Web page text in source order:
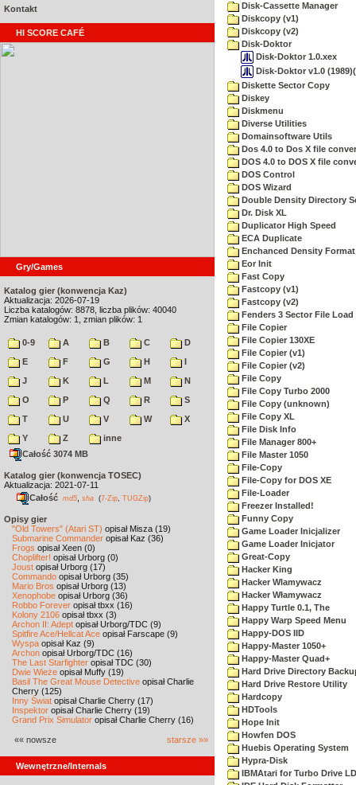
Kontakt
HI SCORE CAFÉ
Gry/Games
Katalog gier (konwencja Kaz)
Aktualizacja: 2026-07-19
Liczba katalogów: 8878, liczba plików: 40040
Zmian katalogów: 1, zmian plików: 1
0-9 A B C
D
E
F G H
I
J
K L M
N
O
P Q R
S
T
U V W
X
Y
Z
inne
Całość 3074 MB
Katalog gier (konwencja TOSEC)
Aktualizacja: 2021-07-11
Całość md5 sha (7-Zip TUGZip)
Opisy gier
"Old Towers" (Atari ST) opisał Misza (19)
Submarine Commander opisał Kaz (36)
Frogs opisał Xeen (0)
Choplifter! opisał Urborg (0)
Joust opisał Urborg (17)
Commando opisał Urborg (35)
Mario Bros opisał Urborg (13)
Xenophobe opisał Urborg (36)
Robbo Forever opisał tbxx (16)
Kolony 2106 opisał tbxx (3)
Archon II: Adept opisał Urborg/TDC (9)
Spitfire Ace/Hellcat Ace opisał Farscape (9)
Wyspa opisał Kaz (9)
Archon opisał Urborg/TDC (16)
The Last Starfighter opisał TDC (30)
Dwie Wieże opisał Muffy (19)
Basil The Great Mouse Detective opisał Charlie
Cherry (125)
Inny Świat opisał Charlie Cherry (17)
Inspektor opisał Charlie Cherry (19)
Grand Prix Simulator opisał Charlie Cherry (16)
«« nowsze starsze »»
Wewnętrzne/Internals
Disk-Cassette Manager
Diskcopy (v1)
Diskcopy (v2)
Disk-Doktor
Disk-Doktor 1.0.xex
Disk-Doktor v1.0
Diskette Sector Copy
Diskey
Diskmenu
Diverse Utilities
Domainsoftware Utils
Dos 4.0 to Dos X file
DOS 4.0 to DOS X file
DOS Control
DOS Wizard
Double Density Directory
Dr. Disk XL
Duplicator High Speed
ECA Duplicate
Enchanced Density Format
Eor Init
Fast Copy
Fastcopy (v1)
Fastcopy (v2)
Fenders 3 Sector File Load
File Copier
File Copier 130XE
File Copier (v1)
File Copier (v2)
File Copy
File Copy Turbo 2000
File Copy (unknown)
File Copy XL
File Disk Info
File Manager 800+
File Master 1050
File-Copy
File-Copy for DOS XE
File-Loader
Freezer Installed!
Funny Copy
Game Loader Inicjalizer
Game Loader Inicjator
Great-Copy
Hacker King
Hacker Wlamywacz
Hacker Włamywacz
Happy Turtle 0.1, The
Happy Warp Speed Menu
Happy-DOS IID
Happy-Master 1050+
Happy-Master Quad+
Hard Drive Directory
Hard Drive Restore Utility
Hardcopy
HDTools
Hope Init
Howfen DOS
Huebis Operating System
Hypra-Disk
IBMAtari for Turbo Drive